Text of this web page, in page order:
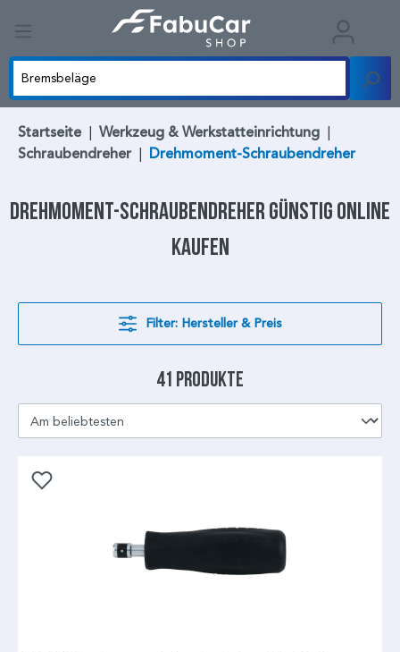
Startseite | Werkzeug & Werkstatteinrichtung |
Schraubendreher | Drehmoment-Schraubendreher
Drehmoment-Schraubendreher günstig online
kaufen
Filter: Hersteller & Preis
41 Produkte